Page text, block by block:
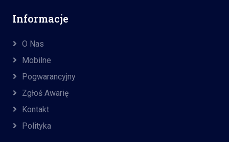
Informacje
O Nas
Mobilne
Pogwarancyjny
Zgłoś Awarię
Kontakt
Polityka